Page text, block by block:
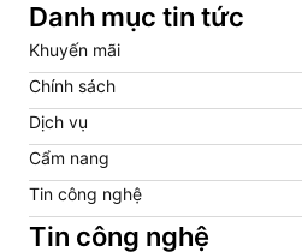
Danh mục tin tức
Khuyến mãi
Chính sách
Dịch vụ
Cẩm nang
Tin công nghệ
Tin công nghệ